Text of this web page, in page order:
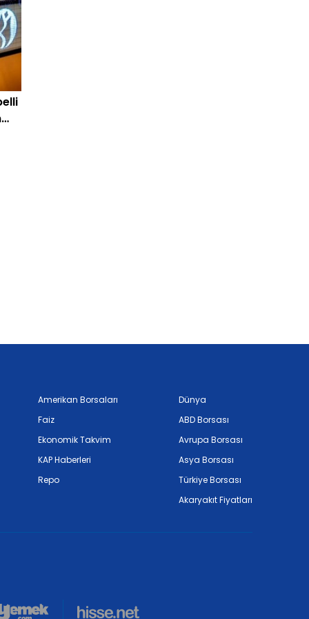
Amerikan Borsaları
Faiz
Ekonomik Takvim
KAP Haberleri
Repo
Dünya
ABD Borsası
Avrupa Borsası
Asya Borsası
Türkiye Borsası
Akaryakıt Fiyatları